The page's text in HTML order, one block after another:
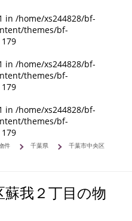
in /home/xs244828/bf-
themes/bf-
179
in /home/xs244828/bf-
themes/bf-
179
in /home/xs244828/bf-
themes/bf-
179
件 千葉県
千葉市中央区
蘇我２丁目の物